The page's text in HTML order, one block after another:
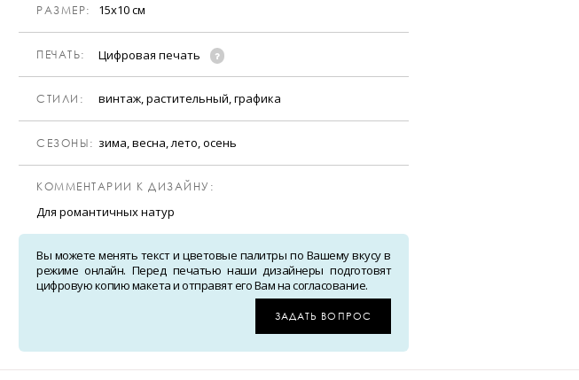
РАЗМЕР: 15х10 см
ПЕЧАТЬ: Цифровая печать
CТИЛИ: винтаж, растительный, графика
CЕЗОНЫ: зима, весна, лето, осень
КОММЕНТАРИИ К ДИЗАЙНУ:
Для романтичных натур
Вы можете менять текст и цветовые палитры по Вашему вкусу в
режиме онлайн. Перед печатью наши дизайнеры подготовят
цифровую копию макета и отправят его Вам на согласование.
ЗАДАТЬ ВОПРОС